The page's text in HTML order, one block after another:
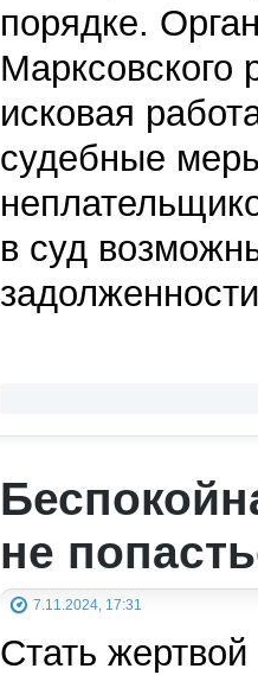
порядке.
Марксовского
исковая
судебные
в суд
не
7.11.2024, 17:31
Стать